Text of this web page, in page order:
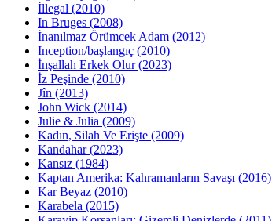
İllegal (2010)
In Bruges (2008)
İnanılmaz Örümcek Adam (2012)
Inception/başlangıç (2010)
İnşallah Erkek Olur (2023)
İz Peşinde (2010)
Jîn (2013)
John Wick (2014)
Julie & Julia (2009)
Kadın, Silah Ve Erişte (2009)
Kandahar (2023)
Kansız (1984)
Kaptan Amerika: Kahramanların Savaşı (2016)
Kar Beyaz (2010)
Karabela (2015)